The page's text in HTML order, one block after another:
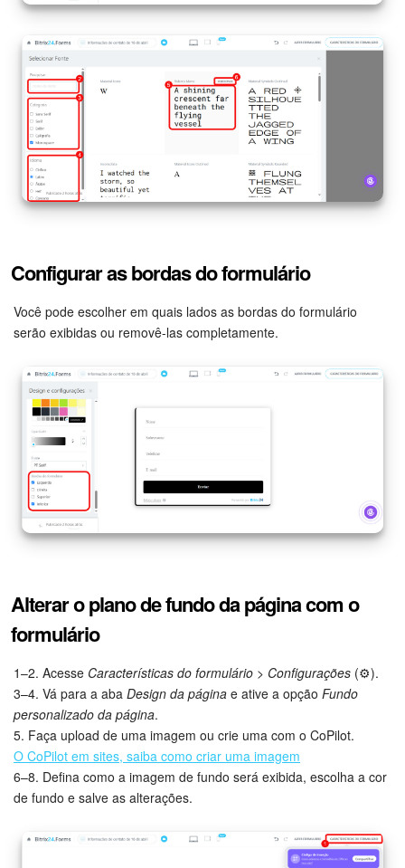
Configurar as bordas do formulário
Você pode escolher em quais lados as bordas do formulário
serão exibidas ou removê-las completamente.
Alterar o plano de fundo da página com o
formulário
1–2. Acesse Características do formulário > Configurações (⚙️).
3–4. Vá para a aba Design da página e ative a opção Fundo
personalizado da página.
5. Faça upload de uma imagem ou crie uma com o CoPilot.
O CoPilot em sites, saiba como criar uma imagem
6–8. Defina como a imagem de fundo será exibida, escolha a cor
de fundo e salve as alterações.